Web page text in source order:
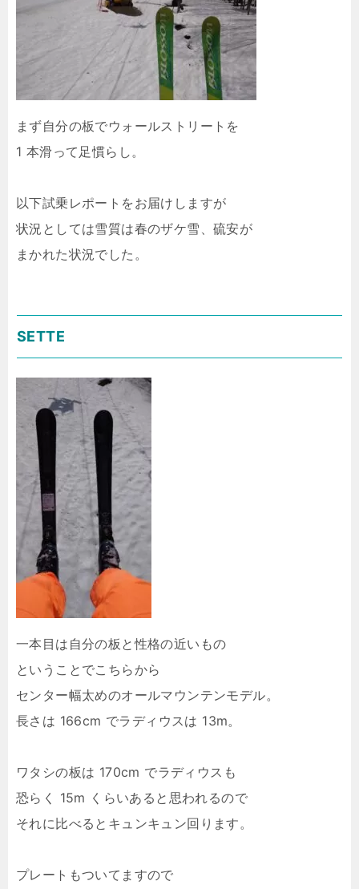
まず自分の板でウォールストリートを
1 本滑って足慣らし。
以下試乗レポートをお届けしますが
状況としては雪質は春のザケ雪、硫安が
まかれた状況でした。
SETTE
一本目は自分の板と性格の近いもの
ということでこちらから
センター幅太めのオールマウンテンモデル。
長さは 166cm でラディウスは 13m。
ワタシの板は 170cm でラディウスも
恐らく 15m くらいあると思われるので
それに比べるとキュンキュン回ります。
プレートもついてますので